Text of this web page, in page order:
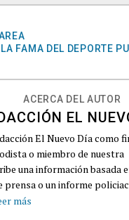
FAMA DEL DEPORTE
ACERCA DEL AUTOR
EL
El Nuevo Día como
o miembro de nuestra
una información basada
prensa o un informe
más